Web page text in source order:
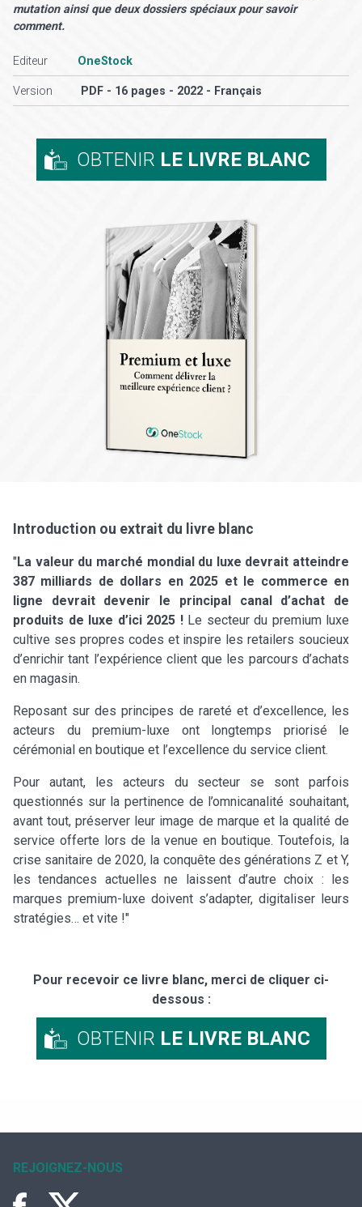
mutation ainsi que deux dossiers spéciaux pour savoir
comment.
Editeur OneStock
Version PDF - 16 pages - 2022 - Français
OBTENIR LE LIVRE BLANC
Introduction ou extrait du livre blanc
"La valeur du marché mondial du luxe devrait atteindre
387 milliards de dollars en 2025 et le commerce en
ligne devrait devenir le principal canal d’achat de
produits de luxe d’ici 2025 !Le secteur du premium luxe
cultive ses propres codes et inspire les retailers soucieux
d’enrichir tant l’expérience client que les parcours d’achats
en magasin.
Reposant sur des principes de rareté et d’excellence, les
acteurs du premium-luxe ont longtemps priorisé le
cérémonial en boutique et l’excellence du service client.
Pour autant, les acteurs du secteur se sont parfois
questionnés sur la pertinence de l’omnicanalité souhaitant,
avant tout, préserver leur image de marque et la qualité de
service offerte lors de la venue en boutique. Toutefois, la
crise sanitaire de 2020, la conquête des générations Z et Y,
les tendances actuelles ne laissent d’autre choix : les
marques premium-luxe doivent s’adapter, digitaliser leurs
stratégies… et vite !"
Pour recevoir ce livre blanc, merci de cliquer ci-
dessous :
OBTENIR LE LIVRE BLANC
REJOIGNEZ-NOUS